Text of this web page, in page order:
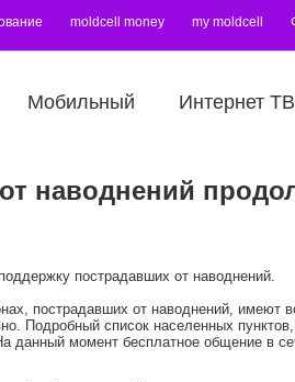
moldcell money my moldcell
Мобильный Интернет ТВ
наводнений
пострадавших от наводнений.
пострадавших от наводнений, имеют
Подробный список населенных
данный момент бесплатное общение в